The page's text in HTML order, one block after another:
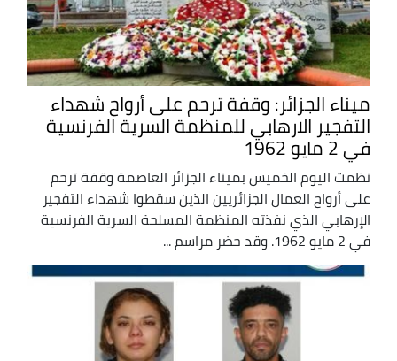
ميناء الجزائر: وقفة ترحم على أرواح شهداء
التفجير الارهابي للمنظمة السرية الفرنسية
في 2 مايو 1962
نظمت اليوم الخميس بميناء الجزائر العاصمة وقفة ترحم
على أرواح العمال الجزائريين الذين سقطوا شهداء التفجير
الإرهابي الذي نفذته المنظمة المسلحة السرية الفرنسية
في 2 مايو 1962. وقد حضر مراسم ...